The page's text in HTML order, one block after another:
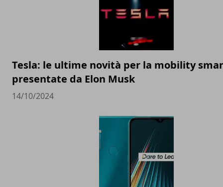
Tesla: le ultime novità per la mobility
presentate da Elon Musk
14/10/2024